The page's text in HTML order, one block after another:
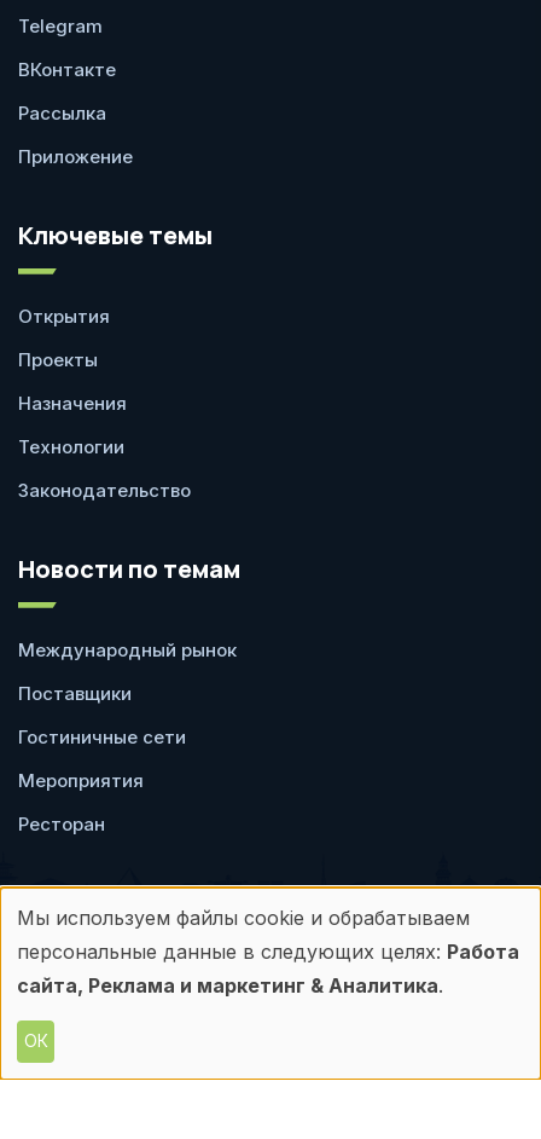
Telegram
ВКонтакте
Рассылка
Приложение
Ключевые темы
Открытия
Проекты
Назначения
Технологии
Законодательство
Новости по темам
Международный рынок
Поставщики
Гостиничные сети
Мероприятия
Ресторан
Пользовательское
соглашение
Политика
конфиденциальности
Любое использование материалов с данного
Использование
персональных
данных
и
Мы используем файлы cookie и обрабатываем
персональные данные в следующих целях: Работа
сайта, Реклама и маркетинг & Аналитика.
ОК